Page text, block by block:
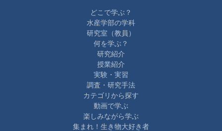
どこで学ぶ？
水産学部の学科
研究室（教員）
何を学ぶ？
研究紹介
授業紹介
実験・実習
調査・研究手法
カテゴリから探す
動画で学ぶ
楽しみながら学ぶ
集まれ！生き物大好き者